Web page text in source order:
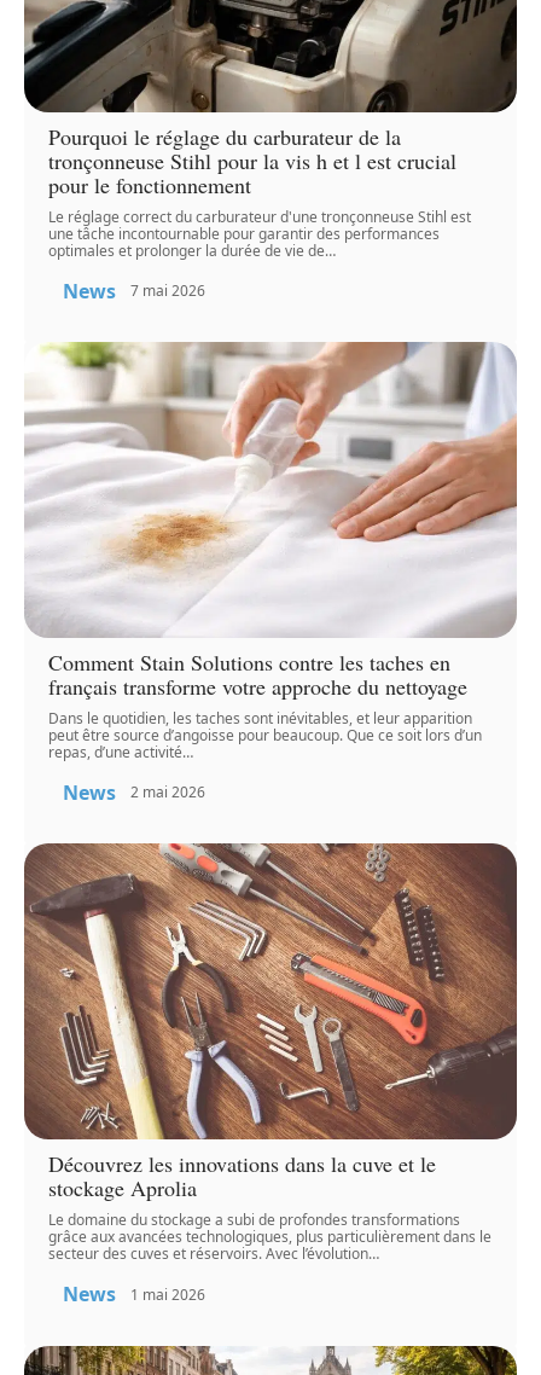
Pourquoi le réglage du carburateur de la
tronçonneuse Stihl pour la vis h et l est crucial
pour le fonctionnement
Le réglage correct du carburateur d'une tronçonneuse Stihl est
une tâche incontournable pour garantir des performances
optimales et prolonger la durée de vie de…
News 7 mai 2026
Comment Stain Solutions contre les taches en
français transforme votre approche du nettoyage
Dans le quotidien, les taches sont inévitables, et leur apparition
peut être source d’angoisse pour beaucoup. Que ce soit lors d’un
repas, d’une activité…
News 2 mai 2026
Découvrez les innovations dans la cuve et le
stockage Aprolia
Le domaine du stockage a subi de profondes transformations
grâce aux avancées technologiques, plus particulièrement dans le
secteur des cuves et réservoirs. Avec l’évolution…
News 1 mai 2026